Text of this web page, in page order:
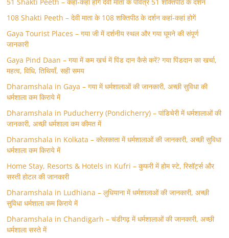
108 Shakti Peeth – देवी माता के 108 शक्तिपीठ के दर्शन कहां-कहां होगें
Gaya Tourist Places – गया जी में दर्शनीय स्थल और गया घूमने की संपूर्ण
जानकारी
Gaya Pind Daan – गया में कम खर्च में पिंड दान कैसे करें? गया पिंडदान का खर्चा,
महत्व, विधि, तिथियाँ, सही समय
Dharamshala in Gaya – गया में धर्मशालाओं की जानकारी, अच्छी सुविधा की
धर्मशाला कम किराये में
Dharamshala in Puducherry (Pondicherry) – पांडिचेरी में धर्मशालाओं की
जानकारी, अच्छी धर्मशाला कम कीमत में
Dharamshala in Kolkata – कोलकाता में धर्मशालाओं की जानकारी, अच्छी सुविधा
धर्मशाला कम किराये में
Home Stay, Resorts & Hotels in Kufri – कुफरी में होम स्‍टे, रिसॉर्ट्स और
सस्ती होटल की जानकारी
Dharamshala in Ludhiana – लुधियाना में धर्मशालाओं की जानकारी, अच्छी
सुविधा धर्मशाला कम किराये में
Dharamshala in Chandigarh – चंडीगढ़ में धर्मशालाओं की जानकारी, अच्छी
धर्मशाला सस्ते में